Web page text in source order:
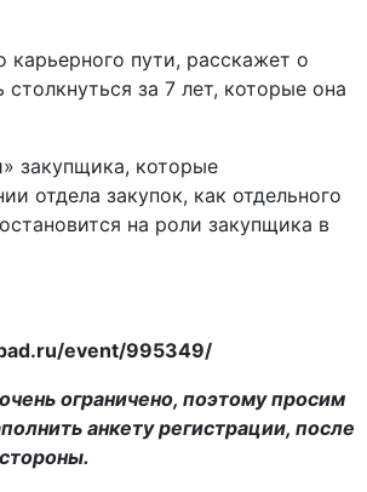
карьерного пути, расскажет о
за 7 лет, которые она
закупщика, которые
отдела закупок, как отдельного
на роли закупщика в
event/995349/
ограничено, поэтому просим
анкету регистрации, после